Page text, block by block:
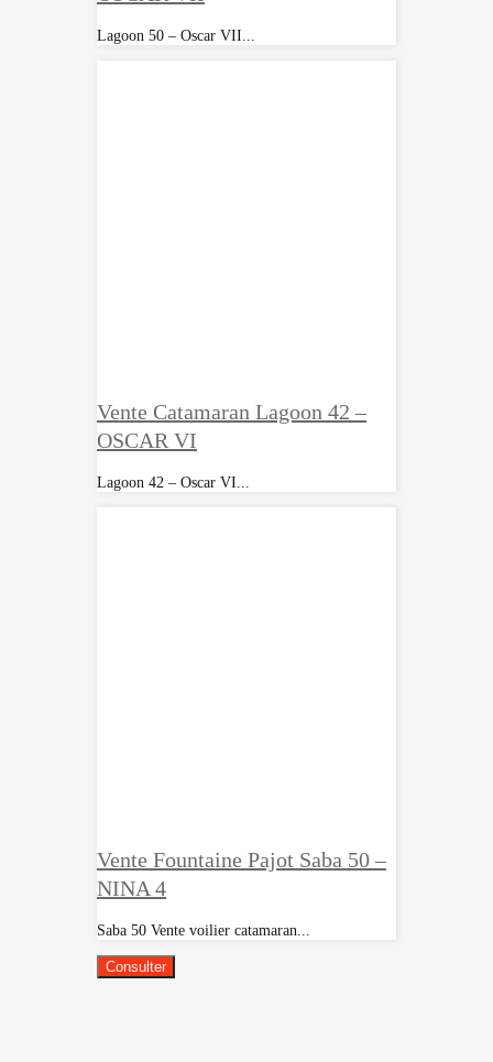
Lagoon 50 – Oscar VII...
Vente Catamaran Lagoon 42 –
OSCAR VI
Lagoon 42 – Oscar VI...
Vente Fountaine Pajot Saba 50 –
NINA 4
Saba 50 Vente voilier catamaran...
Consulter